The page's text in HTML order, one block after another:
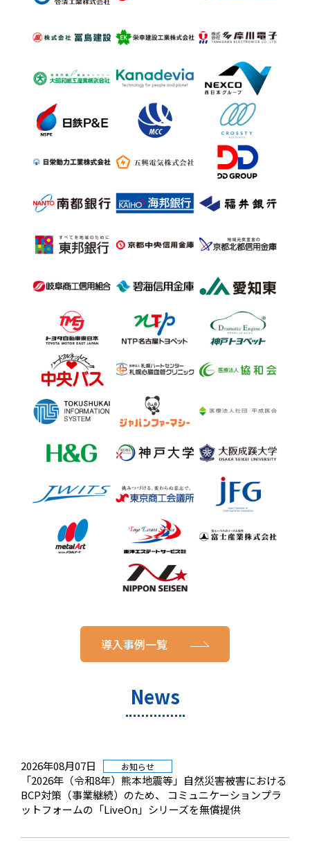
導入事例一覧
News
2026年08月07日 お知らせ
「2026年（令和8年）熊本地震等」自然災害被害における
BCP対策（事業継続）のため、 コミュニケーションプラ
ットフォームの「LiveOn」シリーズを無償提供